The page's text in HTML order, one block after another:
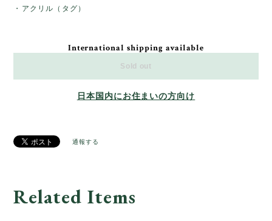
・アクリル（タグ）
International shipping available
Sold out
日本国内にお住まいの方向け
通報する
Related Items